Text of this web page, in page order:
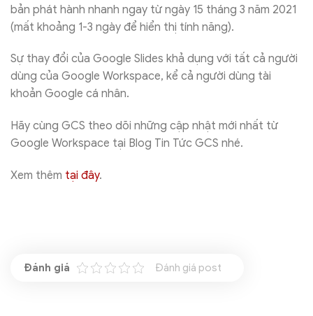
bản phát hành nhanh ngay từ ngày 15 tháng 3 năm 2021
(mất khoảng 1-3 ngày để hiển thị tính năng).
Sự thay đổi của Google Slides khả dụng với tất cả người
dùng của Google Workspace, kể cả người dùng tài
khoản Google cá nhân.
Hãy cùng GCS theo dõi những cập nhật mới nhất từ
Google Workspace tại Blog Tin Tức GCS nhé.
Xem thêm tại đây.
Đánh giá post